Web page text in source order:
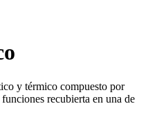
y térmico compuesto por
recubierta en una de